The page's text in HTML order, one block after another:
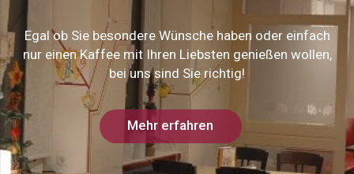
Egal ob Sie besondere Wünsche haben oder einfach
nur einen Kaffee mit Ihren Liebsten genießen wollen,
bei uns sind Sie richtig!
Mehr erfahren